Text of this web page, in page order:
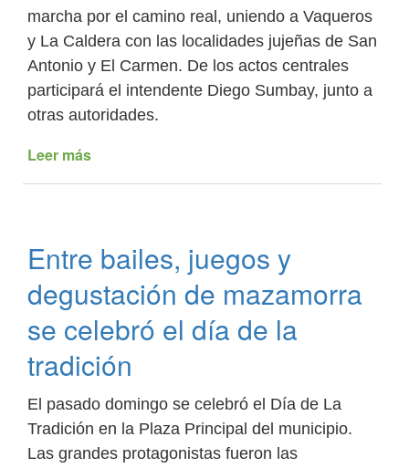
marcha por el camino real, uniendo a Vaqueros
y La Caldera con las localidades jujeñas de San
Antonio y El Carmen. De los actos centrales
participará el intendente Diego Sumbay, junto a
otras autoridades.
Leer más
edición
Marcha
Patriótica
por
el
Camino
Real
Entre bailes, juegos y
degustación de mazamorra
se celebró el día de la
tradición
El pasado domingo se celebró el Día de La
Tradición en la Plaza Principal del municipio.
Las grandes protagonistas fueron las